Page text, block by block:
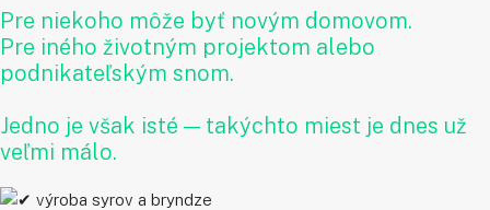
Pre niekoho môže byť novým domovom.
Pre iného životným projektom alebo
podnikateľským snom.
Jedno je však isté — takýchto miest je dnes už
veľmi málo.
výroba syrov a bryndze